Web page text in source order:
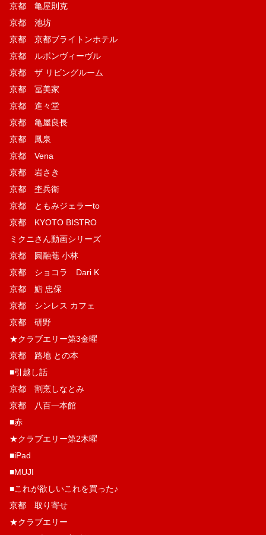
京都 亀屋則克
京都 池坊
京都 京都ブライトンホテル
京都 ルボンヴィーヴル
京都 ザ リビングルーム
京都 冨美家
京都 進々堂
京都 亀屋良長
京都 鳳泉
京都 Vena
京都 岩さき
京都 杢兵衛
京都 ともみジェラーto
京都 KYOTO BISTRO
ミクニさん動画シリーズ
京都 圓融菴 小林
京都 ショコラ Dari K
京都 鮨 忠保
京都 シンレス カフェ
京都 研野
★クラブエリー第3金曜
京都 路地 との本
■引越し話
京都 割烹しなとみ
京都 八百一本館
■赤
★クラブエリー第2木曜
■iPad
■MUJI
■これが欲しいこれを買った♪
京都 取り寄せ
★クラブエリー